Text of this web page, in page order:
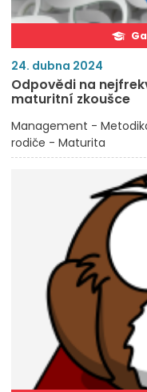
24. dubna 2024
Odpovědi na
maturitní zkoušce
Management -
rodiče - Maturita